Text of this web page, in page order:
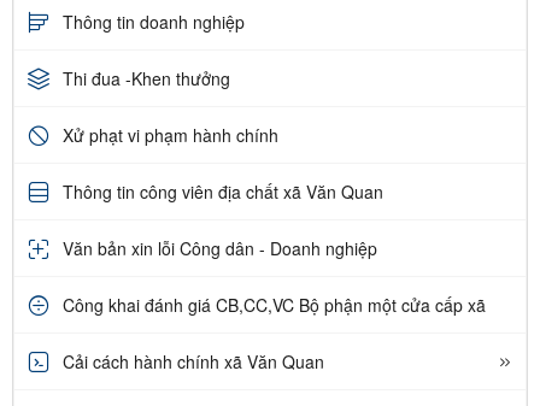
Thông tin doanh nghiệp
Thi đua -Khen thưởng
Xử phạt vi phạm hành chính
Thông tin công viên địa chất xã Văn Quan
Văn bản xin lỗi Công dân - Doanh nghiệp
Công khai đánh giá CB,CC,VC Bộ phận một cửa cấp xã
Cải cách hành chính xã Văn Quan